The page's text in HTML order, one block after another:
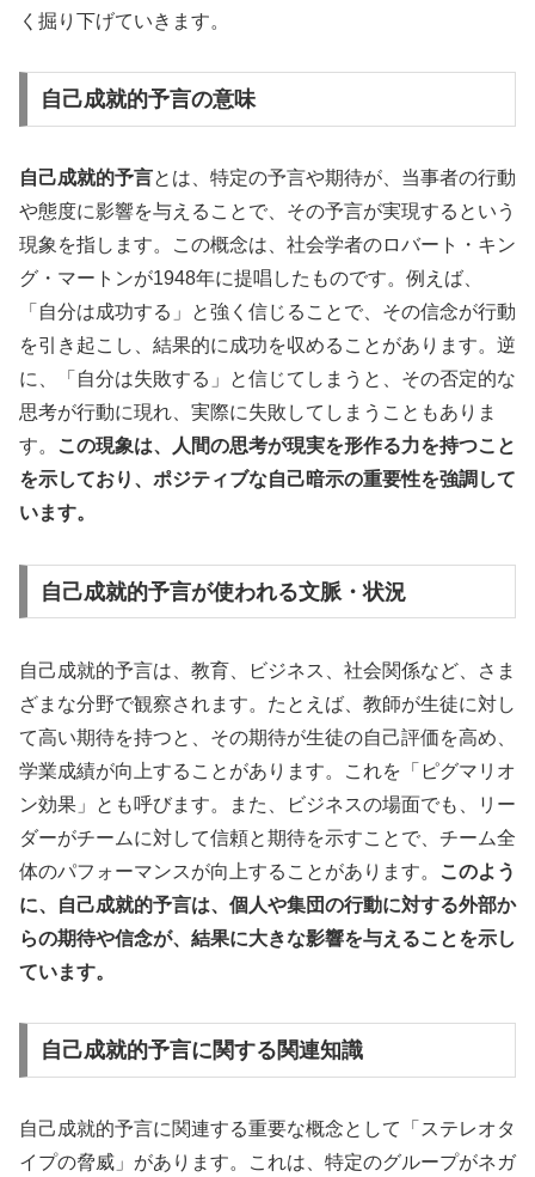
く掘り下げていきます。
自己成就的予言の意味
自己成就的予言とは、特定の予言や期待が、当事者の行動
や態度に影響を与えることで、その予言が実現するという
現象を指します。この概念は、社会学者のロバート・キン
グ・マートンが1948年に提唱したものです。例えば、
「自分は成功する」と強く信じることで、その信念が行動
を引き起こし、結果的に成功を収めることがあります。逆
に、「自分は失敗する」と信じてしまうと、その否定的な
思考が行動に現れ、実際に失敗してしまうこともありま
す。
この現象は、人間の思考が現実を形作る力を持つこと
を示しており、ポジティブな自己暗示の重要性を強調して
います。
自己成就的予言が使われる文脈・状況
自己成就的予言は、教育、ビジネス、社会関係など、さま
ざまな分野で観察されます。たとえば、教師が生徒に対し
て高い期待を持つと、その期待が生徒の自己評価を高め、
学業成績が向上することがあります。これを「ピグマリオ
ン効果」とも呼びます。また、ビジネスの場面でも、リー
ダーがチームに対して信頼と期待を示すことで、チーム全
体のパフォーマンスが向上することがあります。
このよう
に、自己成就的予言は、個人や集団の行動に対する外部か
らの期待や信念が、結果に大きな影響を与えることを示し
ています。
自己成就的予言に関する関連知識
自己成就的予言に関連する重要な概念として「ステレオタ
イプの脅威」があります。これは、特定のグループがネガ